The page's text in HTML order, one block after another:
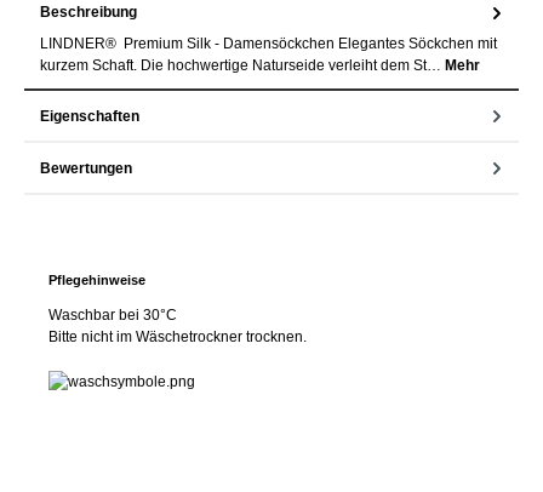
Beschreibung
LINDNER® Premium Silk - Damensöckchen Elegantes Söckchen mit
kurzem Schaft. Die hochwertige Naturseide verleiht dem St… Mehr
Eigenschaften
Bewertungen
Pflegehinweise
Waschbar bei 30°C
Bitte nicht im Wäschetrockner trocknen.